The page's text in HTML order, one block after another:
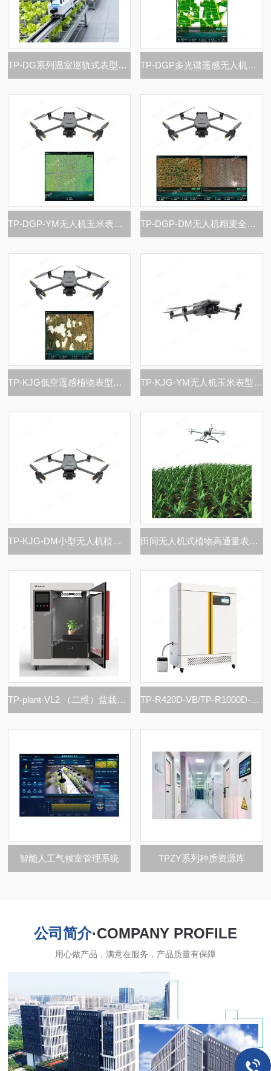
TP-DG系列温室巡轨式表型采集分析系统 TP-DGP多光谱遥感无人机植物表型分析系统
TP-DGP-YM无人机玉米表型生长光谱监测系统 TP-DGP-DM无人机稻麦全生育期智能光谱巡检系统
TP-KJG低空遥感植物表型分析系统 TP-KJG-YM无人机玉米表型生长监测系统
TP-KJG-DM小型无人机植物表型成像系统 田间无人机式植物高通量表型采集分析平台
TP-plant-VL2 （二维）盆栽植物二维数字表型采集分析系统 TP-R420D-VB/TP-R1000D-VB环控型植物活体影像分析仪
智能人工气候室管理系统 TPZY系列种质资源库
公司简介·COMPANY PROFILE
用心做产品，满意在服务，产品质量有保障